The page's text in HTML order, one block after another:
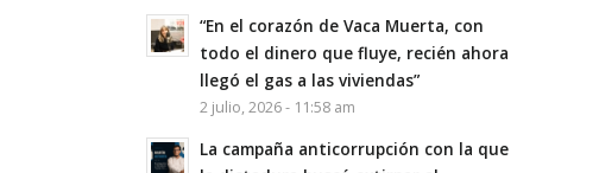
“En el corazón de Vaca Muerta, con
todo el dinero que fluye, recién ahora
llegó el gas a las viviendas”
2 julio, 2026 - 11:58 am
La campaña anticorrupción con la que